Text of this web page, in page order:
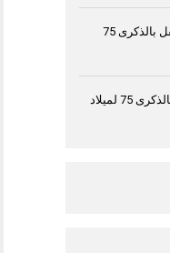
جوجل تحتفل بالذكرى 75
جوجل تحتفل بالذكرى 75 لميلاد